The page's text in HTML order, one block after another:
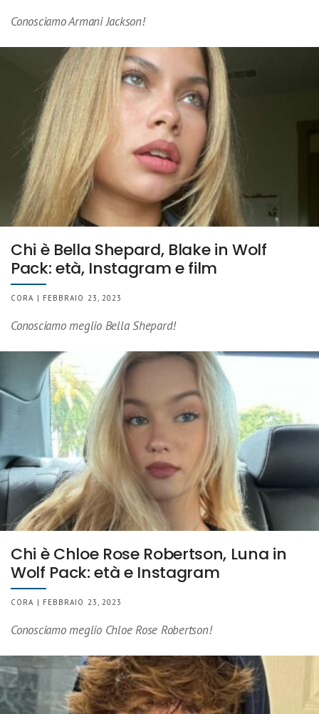
Conosciamo Armani Jackson!
Chi è Bella Shepard, Blake in Wolf
Pack: età, Instagram e film
CORA | FEBBRAIO 23, 2023
Conosciamo meglio Bella Shepard!
Chi è Chloe Rose Robertson, Luna in
Wolf Pack: età e Instagram
CORA | FEBBRAIO 23, 2023
Conosciamo meglio Chloe Rose Robertson!